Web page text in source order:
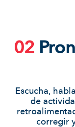
02
Escucha,
de
corregir